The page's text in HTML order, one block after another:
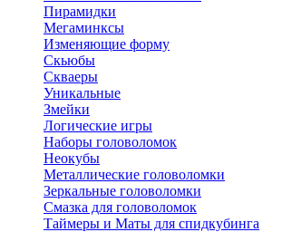
Пирамидки
Мегаминксы
Изменяющие форму
Скьюбы
Скваеры
Уникальные
Змейки
Логические игры
Наборы головоломок
Неокубы
Металлические головоломки
Зеркальные головоломки
Смазка для головоломок
Таймеры и Маты для спидкубинга